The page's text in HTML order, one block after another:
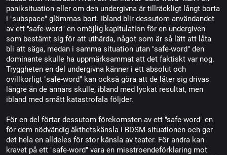
paniksituation eller om den undergivna är tillräckligt långt borta
i "subspace" glömmas bort. Ibland blir dessutom användandet
av ett "safe-word" en omöjlig kapitulation för en undergiven
som bestämt sig för att uthärda, något som är så lätt att låta
bli att säga, medan i samma situation utan "safe-word" den
dominante skulle ha uppmärksammat att det faktiskt var nog.
Tryggheten en del undergivna känner i ett absolut och
ovillkorligt "safe-word" kan också göra att de låter sig drivas
längre än de annars skulle, ibland med lyckat resultat, men
ibland med smått katastrofala följder.
För en del förtar dessutom förekomsten av ett "safe-word" en
för dem nödvändig äkthetskänsla i BDSM-situationen och ger
det hela en alldeles för stor känsla av teater. För andra kan
kravet på ett "safe-word" vara en misstroendeförklaring mot